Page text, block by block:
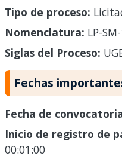
Tipo de proceso:
Nomenclatura: LP-
Siglas del Proceso:
Fechas
Fecha de
Inicio de registro de
00:01:00